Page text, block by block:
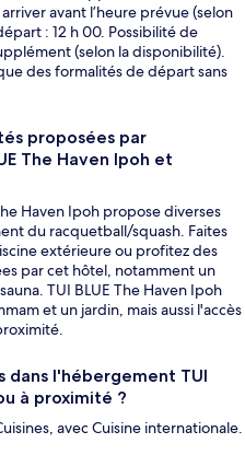
avant l’heure prévue (selon
: 12 h 00. Possibilité de
(selon la disponibilité).
des formalités de départ sans
proposées par
The Haven Ipoh et
Haven Ipoh propose diverses
du racquetball/squash. Faites
extérieure ou profitez des
par cet hôtel, notamment un
TUI BLUE The Haven Ipoh
et un jardin, mais aussi l'accès
dans l'hébergement TUI
à proximité ?
avec Cuisine internationale.